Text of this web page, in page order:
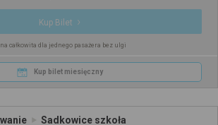
Kup Bilet
całkowita dla jednego pasażera bez ulgi
Kup bilet miesięczny
Sadkowice szkoła